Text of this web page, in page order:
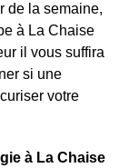
de la semaine,
à La Chaise
il vous suffira
si une
votre
à La Chaise